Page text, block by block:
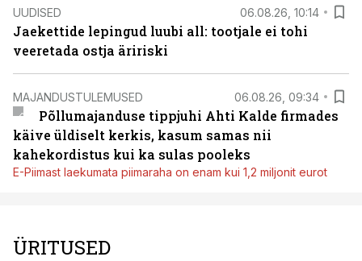
UUDISED 06.08.26, 10:14
Jaekettide lepingud luubi all: tootjale ei tohi
veeretada ostja äririski
MAJANDUSTULEMUSED 06.08.26, 09:34
Põllumajanduse tippjuhi Ahti Kalde firmades
käive üldiselt kerkis, kasum samas nii
kahekordistus kui ka sulas pooleks
E-Piimast laekumata piimaraha on enam kui 1,2 miljonit eurot
ÜRITUSED